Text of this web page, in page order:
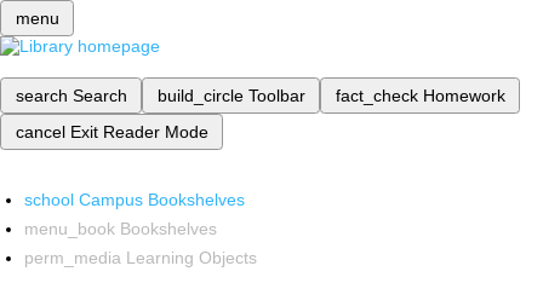
menu
search Search build_circle Toolbar fact_check Homework
cancel Exit Reader Mode
school Campus Bookshelves
menu_book Bookshelves
perm_media Learning Objects